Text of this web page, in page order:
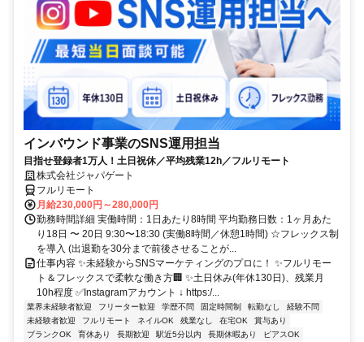
インバウンド事業のSNS運用担当
目指せ登録者1万人！土日祝休／平均残業12h／フルリモート
株式会社ジャパゲート
フルリモート
月給230,000円～280,000円
勤務時間詳細 実働時間：1日あたり8時間 平均勤務日数：1ヶ月あた
り18日 〜 20日 9:30〜18:30 (実働8時間／休憩1時間) ☆フレックス制
を導入 (出退勤を30分まで前後させることが...
仕事内容 ✨未経験からSNSマーケティングのプロに！ ✨フルリモー
ト＆フレックスで柔軟な働き方🏢 ✨土日休み(年休130日)、残業月
10h程度 ✅Instagramアカウント ↓ https:/...
業界未経験者歓迎 フリーター歓迎 学歴不問 固定時間制 転勤なし
経験不問
未経験者歓迎
フルリモート ネイルOK 残業なし 在宅OK
賞与あり
ブランクOK
育休あり 長期歓迎 駅近5分以内 長期休暇あり
ピアスOK